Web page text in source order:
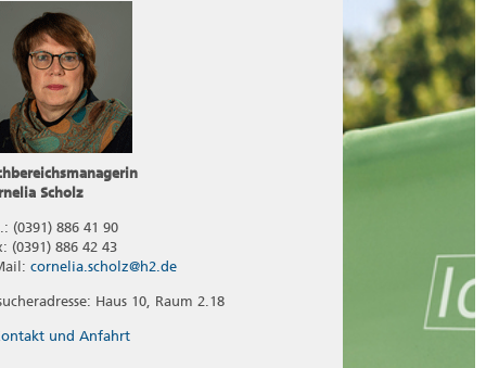
Scholz
(0391) 886 41 90
(0391) 886 42 43
cornelia.scholz@h2.de
Haus 10, Raum 2.18
und Anfahrt